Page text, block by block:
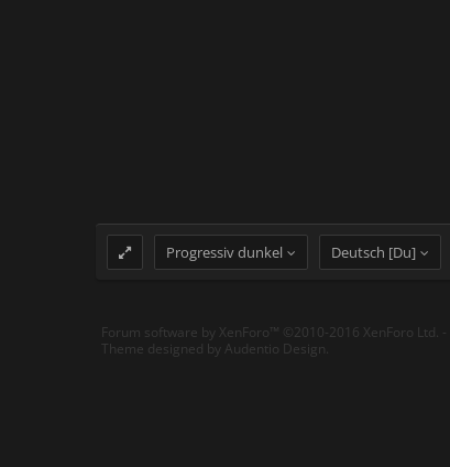
Progressiv dunkel Deutsch [Du]
Forum software by XenForo™ ©2010-2016 XenForo Ltd. -
Theme designed by Audentio Design.